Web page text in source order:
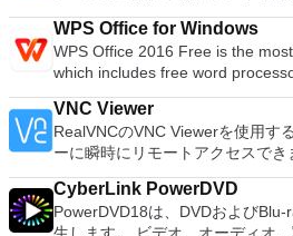
がある場合。 BIOSまたはその他のファームウェアをDOSから
フラッシュする必要がある場合。
を実行する必要がある場合。 Rufusは次の* ISOで動作しま
す：Arch Linux、Archbang、
Damn Small Linux、Fedora、
gNewSense、Hiren&#39;s Boot
Kubuntu、Linux Mint、NT
OpenSUSE、Parted Magic、
Rescue Kit、Ubuntu、Ultimate
以降）、Windows Server 2003
Windows 7、Windows 8。 *このリストは完全ではありませ
以上を誇っています。かなり強
いる場合、PCSX2は優れたエミ
アプリケーションはローエンドコ
供するため、Playstation 2コンソ
PCで動作するゲームを見ることができます
ーターを使用すると、PS2コント
プレイステーション体験をシミュ
ケーションでは、ディスクから
ハードドライブからISOイメージ
す。 主な機能は次のとおりです。 Savestates：ボタンを1つ
押すだけで、ゲームの現在の「
WPS Office for Windows
WPS Office 2016 Free is the
which includes free word
and presentation maker. With
easily be able to deal with any office
Office 2016 Free has multiple
French, German, Spanish,
languages. To switch between
single click! Despite being a free suite, WPS Office comes
with many innovative features,
VNC Viewer
RealVNCのVNC Viewerを使用す
ーに瞬時にリモートアクセスでき
またはLinuxマシン、世界中のど
使用すると、コンピューターのデ
ンピューターの前に直接座ってい
CyberLink PowerDVD
PowerDVD18は、DVDおよび